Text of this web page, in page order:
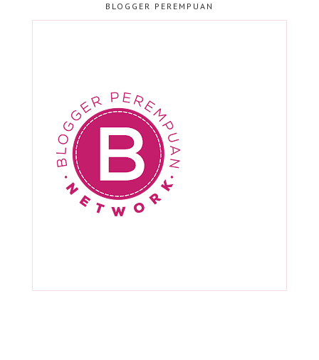
BLOGGER PEREMPUAN